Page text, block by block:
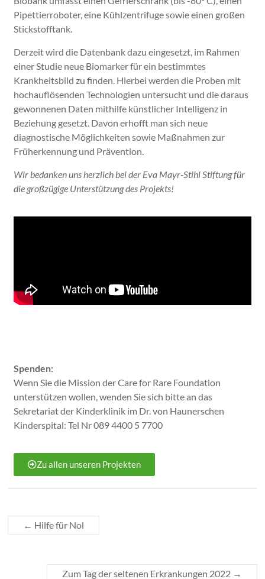
Pipettierroboter, eine Kühlzentrifuge sowie einen großen
Stickstofftank.
Derzeit wird die Datenbank dazu eingesetzt, im Rahmen
einer Studie neue Biomarker für ein bestimmtes
Krankheitsbild zu finden. Hierbei werden die Proben mit
hochauflösenden Technologien untersucht und die daraus
gewonnenen Daten mithilfe künstlicher Intelligenz in
Beziehung gesetzt. Davon erhofft man sich neue
diagnostische Möglichkeiten sowie Maßnahmen zur
Früherkennung und Prävention.
Wir bedanken uns herzlich bei der Eva Mayr-Stihl Stiftung für
die großzügige Unterstützung des Projekts!
Spenden:
Wenn Sie die Mission der Care for Rare Foundation
unterstützen wollen, wenden Sie sich bitte an das
Sekretariat der Kinderklinik im Dr. von Haunerschen
Kinderspital: Tel Nr 089 4400 5 7700
Zu allen unseren Projekten
← Hilfe für Nol
Zum Tag der seltenen Erkrankungen 2022 →